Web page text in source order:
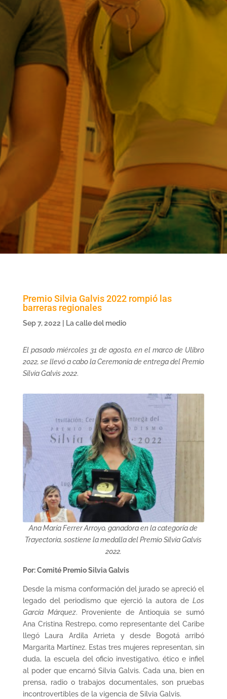
Premio Silvia Galvis 2022 rompió las
barreras regionales
Sep 7, 2022 La calle del medio
El pasado miércoles 31 de agosto, en el marco de Ulibro
2022, se llevó a cabo la Ceremonia de entrega del Premio
Silvia Galvis 2022.
Ana María Ferrer Arroyo, ganadora en la categoría de
Trayectoria, sostiene la medalla del Premio Silvia Galvis
2022.
Por: Comité Premio Silvia Galvis
Desde la misma conformación del jurado se apreció el
legado del periodismo que ejerció la autora deLos
García Márquez. Proveniente de Antioquia se sumó
Ana Cristina Restrepo, como representante del Caribe
llegó Laura Ardila Arrieta y desde Bogotá arribó
Margarita Martínez. Estas tres mujeres representan, sin
duda, la escuela del oficio investigativo, ético e infiel
al poder que encarnó Silvia Galvis. Cada una, bien en
prensa, radio o trabajos documentales, son pruebas
incontrovertibles de la vigencia de Silvia Galvis.